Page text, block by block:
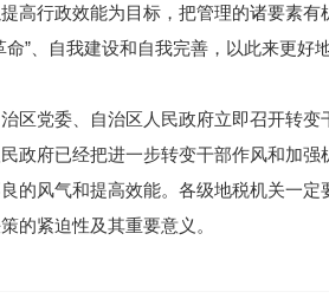
高行政效能为目标，把管理的诸要素
命”、自我建设和自我完善，以此来更好
区党委、自治区人民政府立即召开转
政府已经把进一步转变干部作风和加
的风气和提高效能。各级地税机关一
的紧迫性及其重要意义。